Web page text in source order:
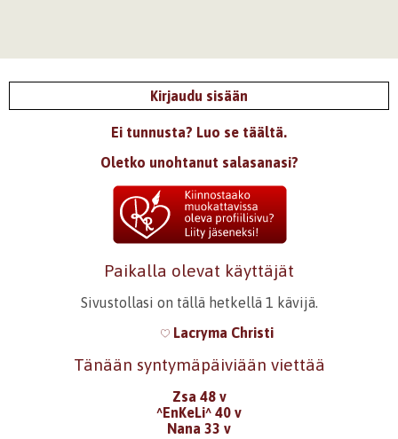
Kirjaudu sisään
Ei tunnusta? Luo se täältä.
Oletko unohtanut salasanasi?
Paikalla olevat käyttäjät
Sivustollasi on tällä hetkellä 1 kävijä.
Lacryma Christi
Tänään syntymäpäiviään viettää
Zsa 48 v
^EnKeLi^ 40 v
Nana 33 v